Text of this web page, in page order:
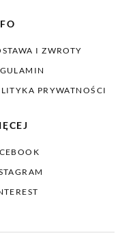
I ZWROTY
PRYWATNOŚCI